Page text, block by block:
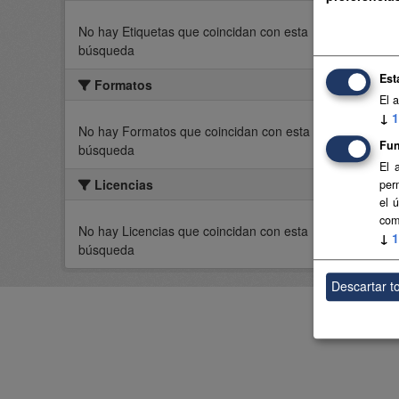
No hay Etiquetas que coincidan con esta
búsqueda
Formatos
No hay Formatos que coincidan con esta
búsqueda
Licencias
No hay Licencias que coincidan con esta
búsqueda
El
↓ 1
El
el
↓ 1
Descartar